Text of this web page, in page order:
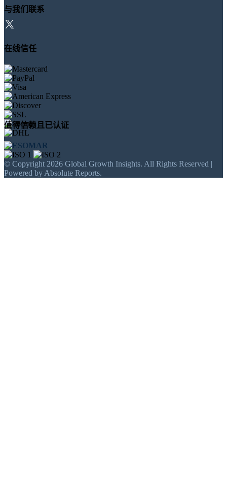
与我们联系
在线信任
值得信赖且已认证
© Copyright 2026 Global Growth Insights. All Rights Reserved |
Powered by Absolute Reports.